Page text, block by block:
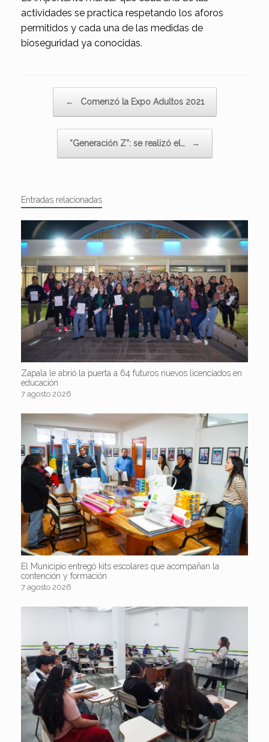
actividades se practica respetando los aforos
permitidos y cada una de las medidas de
bioseguridad ya conocidas.
← Comenzó la Expo Adultos 2021
“Generación Z”: se realizó el… →
Entradas relacionadas
Zapala le abrió la puerta a 64 futuros nuevos licenciados en
educación
7 agosto 2026
El Municipio entregó kits escolares que acompañan la
contención y formación
7 agosto 2026